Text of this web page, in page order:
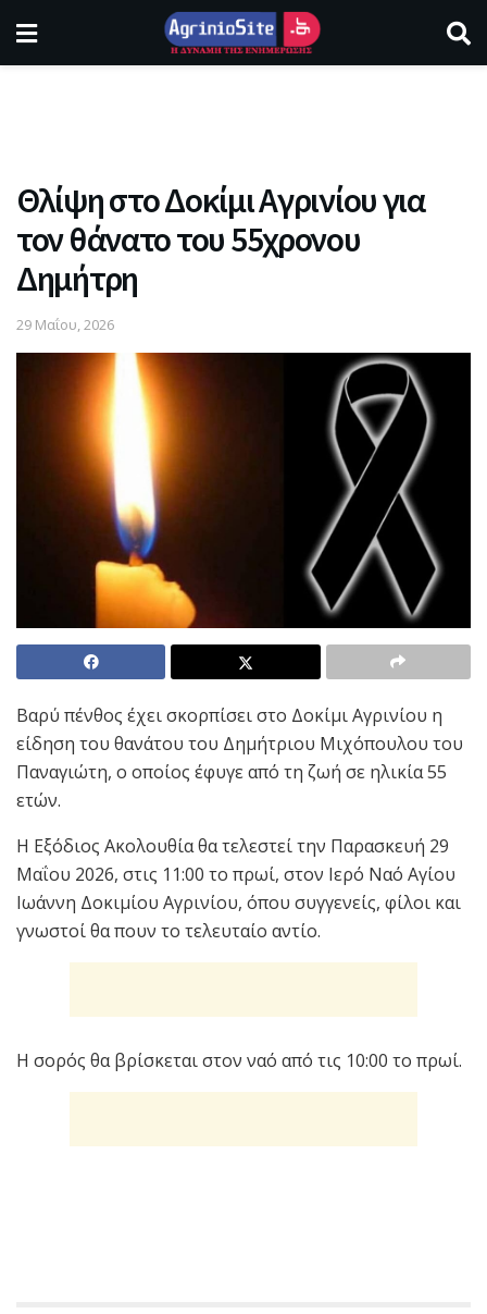
Θλίψη στο Δοκίμι Αγρινίου για
τον θάνατο του 55χρονου
Δημήτρη
29 Μαΐου, 2026
Βαρύ πένθος έχει σκορπίσει στο Δοκίμι Αγρινίου η
είδηση του θανάτου του Δημήτριου Μιχόπουλου του
Παναγιώτη, ο οποίος έφυγε από τη ζωή σε ηλικία 55
ετών.
Η Εξόδιος Ακολουθία θα τελεστεί την Παρασκευή 29
Μαΐου 2026, στις 11:00 το πρωί, στον Ιερό Ναό Αγίου
Ιωάννη Δοκιμίου Αγρινίου, όπου συγγενείς, φίλοι και
γνωστοί θα πουν το τελευταίο αντίο.
Η σορός θα βρίσκεται στον ναό από τις 10:00 το πρωί.